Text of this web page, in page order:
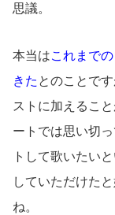
思議。
本当はこれまで
きた とのことで
ストに加えるこ
ートでは思い切
トして歌いたい
していただけた
ね。